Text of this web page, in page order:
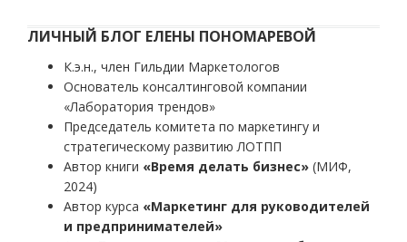
ЛИЧНЫЙ БЛОГ ЕЛЕНЫ ПОНОМАРЕВОЙ
К.э.н., член Гильдии Маркетологов
Основатель консалтинговой компании
«Лаборатория трендов»
Председатель комитета по маркетингу и
стратегическому развитию ЛОТПП
Автор книги «Время делать бизнес» (МИФ,
2024)
Автор курса «Маркетинг для руководителей
и предпринимателей»